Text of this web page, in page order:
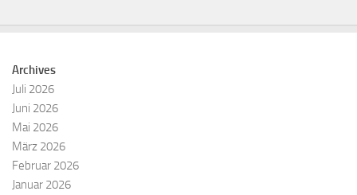
Archives
Juli 2026
Juni 2026
Mai 2026
März 2026
Februar 2026
Januar 2026